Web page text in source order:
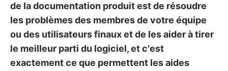
de la documentation produit est de résoudre
les problèmes des membres de votre équipe
ou des utilisateurs finaux et de les aider à tirer
le meilleur parti du logiciel, et c'est
exactement ce que permettent les aides